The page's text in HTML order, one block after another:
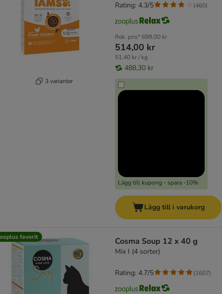
3 varianter
Rek. pris* 699,00 kr
514,00 kr
51,40 kr / kg
488,30 kr
Lägg till kupong - spara -10%
Rating: 4.3/5 (460)
Lägg till i varukorg
favorit Cosma Soup 12 x 40 g
Mix I (4 sorter)
Rating: 4.7/5 (1607)